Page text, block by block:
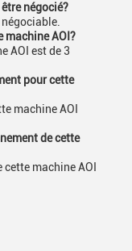
négocié?
machine AOI?
AOI est de 3
pour cette
machine AOI
de cette
machine AOI